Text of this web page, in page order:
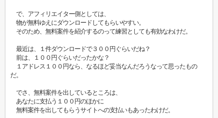
で、アフィリエイター側としては、
物が無料ゆえにダウンロードしてもらいやすい。
そのため、無料案件を紹介するのって練習としても有効なわけだ。
最近は、１件ダウンロードで３００円ぐらいだね？
前は、１００円ぐらいだったかな？
１アドレス１００円なら、なるほど妥当なんだろうなって思ったもの
だ。
でさ、無料案件を出しているところは、
あなたに支払う１００円のほかに
無料案件を出してもらうサイトへの支払いもあったわけだ。